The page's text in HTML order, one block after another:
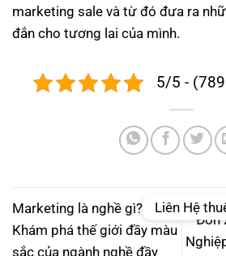
marketing sale và từ đó đưa ra
đắn cho tương lai của mình.
5/5 -
Marketing là nghề gì?
Khám phá thế giới đầy màu
sắc của ngành nghề đầy
Đơn
Liên Hệ